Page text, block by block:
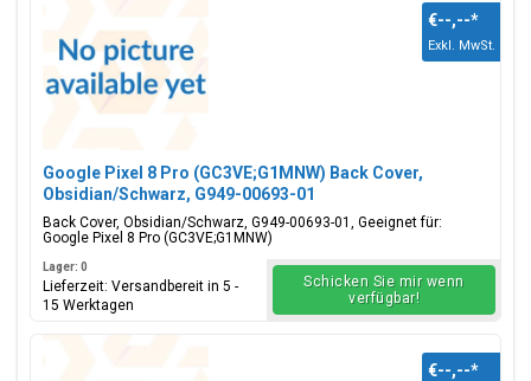
Google Pixel 8 Pro (GC3VE;G1MNW) Back Cover,
Obsidian/Schwarz, G949-00693-01
Back Cover, Obsidian/Schwarz, G949-00693-01, Geeignet für:
Google Pixel 8 Pro (GC3VE;G1MNW)
€--,--*
Exkl. MwSt.
Lager: 0
Lieferzeit: Versandbereit in 5 -
15 Werktagen
Schicken Sie mir wenn
verfügbar!
€--,--*